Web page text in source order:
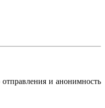
и анонимность